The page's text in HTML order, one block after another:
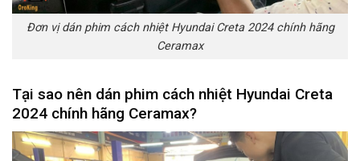
Đơn vị dán phim cách nhiệt Hyundai Creta 2024 chính hãng
Ceramax
Tại sao nên dán phim cách nhiệt Hyundai Creta
2024 chính hãng Ceramax?